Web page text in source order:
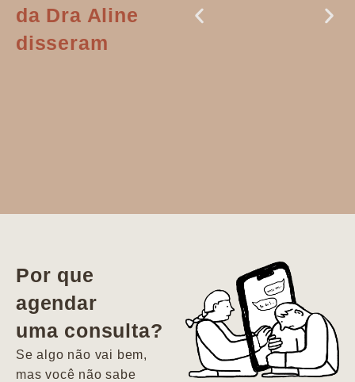
da Dra Aline
disseram
vida. Ela me
encontrou num
estado misto de
depressão e
agitação com
pensamentos
Por que
agendar
uma consulta?
Se algo não vai bem,
mas você não sabe